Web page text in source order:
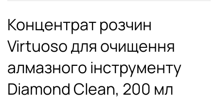
Концентрат розчин
Virtuoso для очищення
алмазного інструменту
Diamond Clean, 200 мл